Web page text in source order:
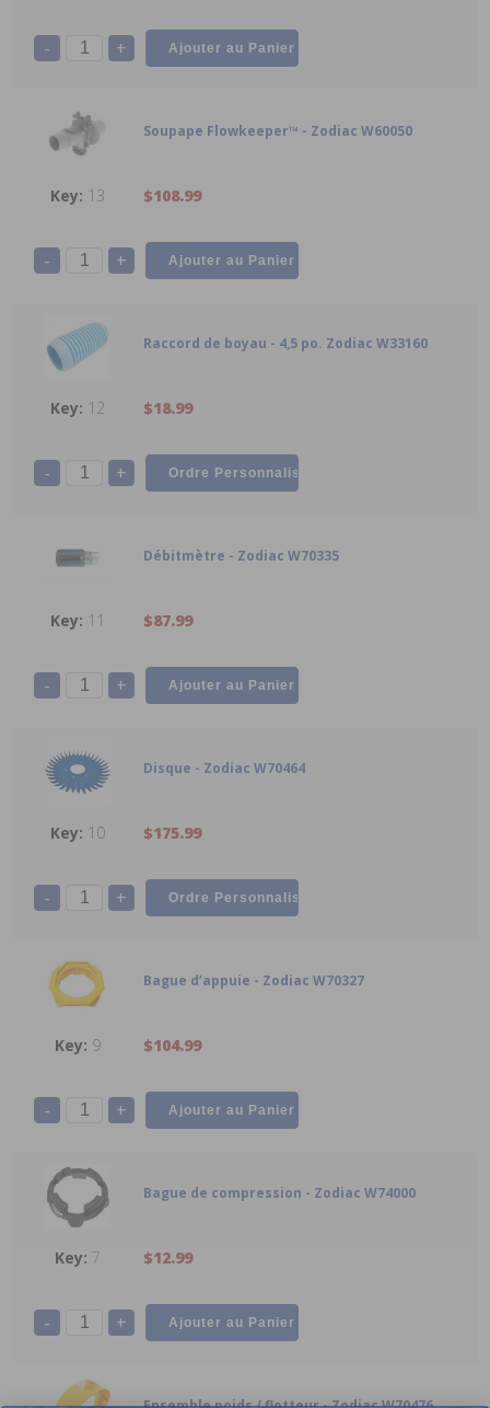
- +
Soupape Flowkeeper™ - Zodiac W60050
13 $108.99
- +
Raccord de boyau - 4,5 po. Zodiac W33160
12 $18.99
- +
Débitmètre - Zodiac W70335
11 $87.99
- +
Disque - Zodiac W70464
10 $175.99
- +
Bague d’appuie - Zodiac W70327
9 $104.99
- +
Bague de compression - Zodiac W74000
7 $12.99
- +